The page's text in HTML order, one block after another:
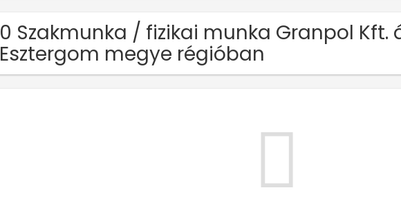
0 Szakmunka / fizikai munka Granpol
Esztergom megye régióban